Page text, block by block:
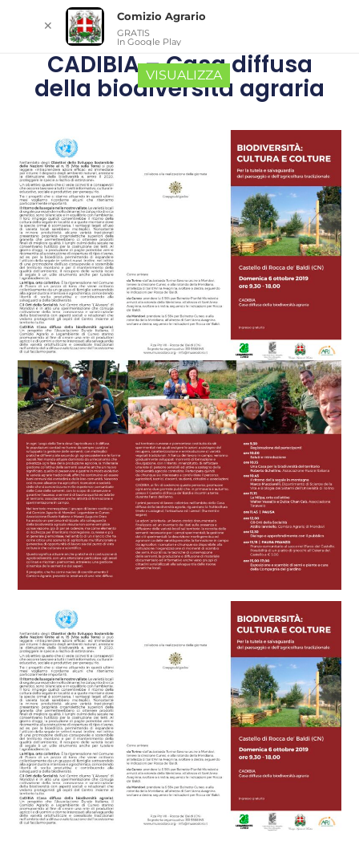
CADIBIA – Casa diffusa
della biodiversità agraria
✕
Comizio Agrario
GRATIS
In Google Play
VISUALIZZA